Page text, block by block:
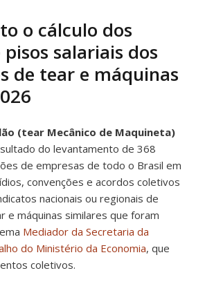
o cálculo dos
salariais dos
de tear e máquinas
(tear Mecânico de Maquineta)
do levantamento de 368
de empresas de todo o Brasil em
convenções e acordos coletivos
nacionais ou regionais de
e máquinas similares que foram
Mediador da Secretaria da
do Ministério da Economia, que
coletivos.